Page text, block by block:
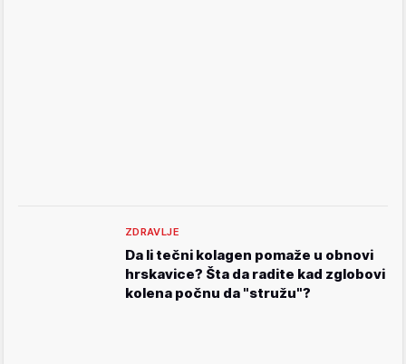
ZDRAVLJE
Da li tečni kolagen pomaže u obnovi
hrskavice? Šta da radite kad zglobovi
kolena počnu da "stružu"?